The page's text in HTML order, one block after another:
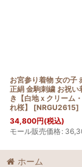
お宮参り着物 女の子
正絹 金駒刺繍 お祝い
き【白地ｘクリーム
れ桜】
[NRGU2615]
34,800円(税込)
モール販売価格:
ホーム